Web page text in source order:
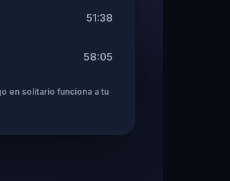
51:38
58:05
en solitario funciona a tu